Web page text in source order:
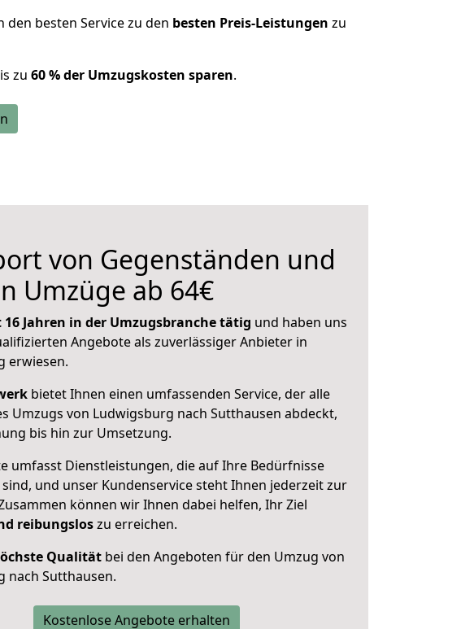
besten Service zu den besten Preis-Leistungen zu
zu 60 % der Umzugskosten sparen.
von Gegenständen und
Umzüge ab 64€
16 Jahren in der Umzugsbranche tätig und haben uns
Angebote als zuverlässiger Anbieter in
erwiesen.
bietet Ihnen einen umfassenden Service, der alle
Umzugs von Ludwigsburg nach Sutthausen abdeckt,
bis hin zur Umsetzung.
umfasst Dienstleistungen, die auf Ihre Bedürfnisse
und unser Kundenservice steht Ihnen jederzeit zur
können wir Ihnen dabei helfen, Ihr Ziel
reibungsloszu erreichen.
Qualität bei den Angeboten für den Umzug von
nach Sutthausen.
Kostenlose Angebote erhalten